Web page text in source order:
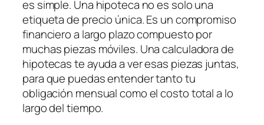
es simple. Una hipoteca no es solo una
etiqueta de precio única. Es un compromiso
financiero a largo plazo compuesto por
muchas piezas móviles. Una calculadora de
hipotecas te ayuda a ver esas piezas juntas,
para que puedas entender tanto tu
obligación mensual como el costo total a lo
largo del tiempo.